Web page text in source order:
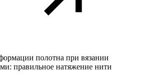
полотна при вязании
правильное натяжение нити